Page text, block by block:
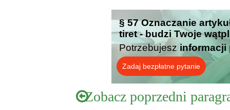
§ 57 Oznaczanie
tiret - budzi Twoje
Potrzebujesz informacji
Zadaj bezpłatne pytanie
Zobacz poprzedni